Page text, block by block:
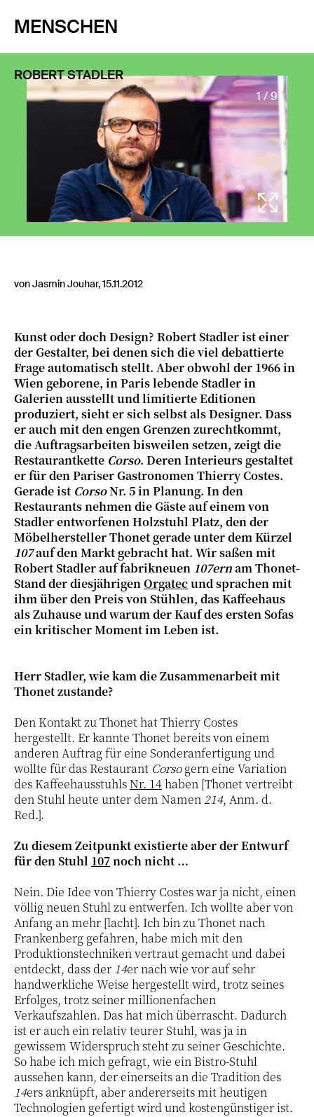
MENSCHEN
ROBERT STADLER
1 / 9
von Jasmin Jouhar, 15.11.2012
Kunst oder doch Design? Robert Stadler ist einer
der Gestalter, bei denen sich die viel debattierte
Frage automatisch stellt. Aber obwohl der 1966 in
Wien geborene, in Paris lebende Stadler in
Galerien ausstellt und limitierte Editionen
produziert, sieht er sich selbst als Designer. Dass
er auch mit den engen Grenzen zurechtkommt,
die Auftragsarbeiten bisweilen setzen, zeigt die
Restaurantkette Corso. Deren Interieurs gestaltet
er für den Pariser Gastronomen Thierry Costes.
Gerade ist CorsoNr. 5 in Planung. In den
Restaurants nehmen die Gäste auf einem von
Stadler entworfenen Holzstuhl Platz, den der
Möbelhersteller Thonet gerade unter dem Kürzel
107auf den Markt gebracht hat. Wir saßen mit
Robert Stadler auf fabrikneuen 107ernam Thonet-
Stand der diesjährigenOrgatecund sprachen mit
ihm über den Preis von Stühlen, das Kaffeehaus
als Zuhause und warum der Kauf des ersten Sofas
ein kritischer Moment im Leben ist.
Herr Stadler, wie kam die Zusammenarbeit mit
Thonet zustande?
Den Kontakt zu Thonet hat Thierry Costes
hergestellt. Er kannte Thonet bereits von einem
anderen Auftrag für eine Sonderanfertigung und
wollte für das Restaurant Corsogern eine Variation
des KaffeehausstuhlsNr. 14haben [Thonet vertreibt
den Stuhl heute unter dem Namen 214, Anm. d.
Red.].
Zu diesem Zeitpunkt existierte aber der Entwurf
für den Stuhl 107noch nicht …
Nein. Die Idee von Thierry Costes war ja nicht, einen
völlig neuen Stuhl zu entwerfen. Ich wollte aber von
Anfang an mehr [lacht]. Ich bin zu Thonet nach
Frankenberg gefahren, habe mich mit den
Produktionstechniken vertraut gemacht und dabei
entdeckt, dass der 14er nach wie vor auf sehr
handwerkliche Weise hergestellt wird, trotz seines
Erfolges, trotz seiner millionenfachen
Verkaufszahlen. Das hat mich überrascht. Dadurch
ist er auch ein relativ teurer Stuhl, was ja in
gewissem Widerspruch steht zu seiner Geschichte.
So habe ich mich gefragt, wie ein Bistro-Stuhl
aussehen kann, der einerseits an die Tradition des
14ers anknüpft, aber andererseits mit heutigen
Technologien gefertigt wird und kostengünstiger ist.